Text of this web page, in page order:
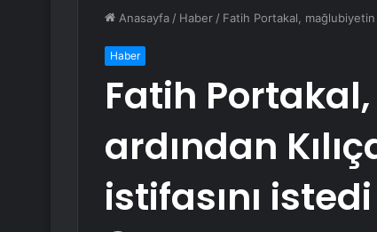
Anasayfa / Haber / Fatih Portakal, mağlubiyetin
Haber
Fatih
ardından
istifasını istedi